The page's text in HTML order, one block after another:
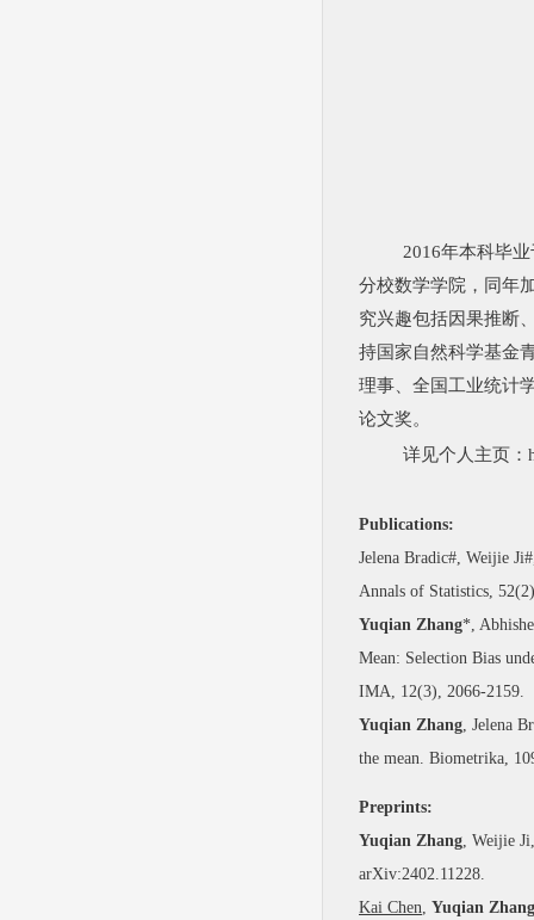
2016年本科毕
分校数学学院，同年
究兴趣包括因果推断
持国家自然科学基金
理事、全国工业统计
论文奖。
详见个人主页：
Publications:
Jelena Bradic#, Weijie
Annals of Statistics,
Yuqian Zhang*,
Mean: Selection Bias
IMA, 12(3), 2066-2159.
Yuqian Zhang, Jelena
the mean. Biometrika,
Preprints:
Yuqian Zhang, Weijie
arXiv:2402.11228.
Kai Chen, Yuqian Zhang